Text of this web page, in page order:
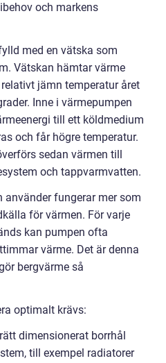
och markens
med en vätska som
Vätskan hämtar värme
jämn temperatur året
Inne i värmepumpen
till ett köldmedium
och får högre temperatur.
sedan värmen till
och tappvarmvatten.
använder fungerar mer som
för värmen. För varje
kan pumpen ofta
värme. Det är denna
bergvärme så
optimalt krävs:
dimensionerat borrhål
till exempel radiatorer